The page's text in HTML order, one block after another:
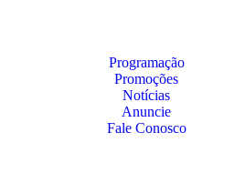
Programação
Promoções
Notícias
Anuncie
Fale Conosco